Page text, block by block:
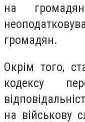
на
громадян.
Окрім того,
кодексу
на військову